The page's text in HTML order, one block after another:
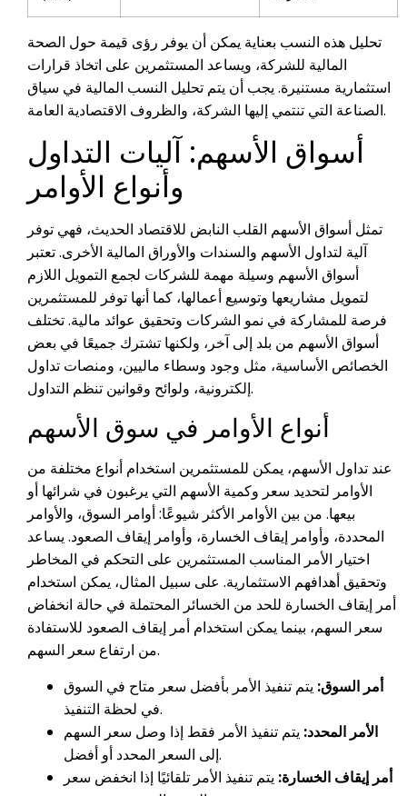
تحليل هذه النسب بعناية يمكن أن يوفر رؤى قيمة حول الصحة
المالية للشركة، ويساعد المستثمرين على اتخاذ قرارات
استثمارية مستنيرة. يجب أن يتم تحليل النسب المالية في سياق
الصناعة التي تنتمي إليها الشركة، والظروف الاقتصادية العامة.
أسواق الأسهم: آليات التداول
وأنواع الأوامر
تمثل أسواق الأسهم القلب النابض للاقتصاد الحديث، فهي توفر
آلية لتداول الأسهم والسندات والأوراق المالية الأخرى. تعتبر
أسواق الأسهم وسيلة مهمة للشركات لجمع التمويل اللازم
لتمويل مشاريعها وتوسيع أعمالها، كما أنها توفر للمستثمرين
فرصة للمشاركة في نمو الشركات وتحقيق عوائد مالية. تختلف
أسواق الأسهم من بلد إلى آخر، ولكنها تشترك جميعًا في بعض
الخصائص الأساسية، مثل وجود وسطاء ماليين، ومنصات تداول
إلكترونية، ولوائح وقوانين تنظم التداول.
أنواع الأوامر في سوق الأسهم
عند تداول الأسهم، يمكن للمستثمرين استخدام أنواع مختلفة من
الأوامر لتحديد سعر وكمية الأسهم التي يرغبون في شرائها أو
بيعها. من بين الأوامر الأكثر شيوعًا: أوامر السوق، والأوامر
المحددة، وأوامر إيقاف الخسارة، وأوامر إيقاف الصعود. يساعد
اختيار الأمر المناسب المستثمرين على التحكم في المخاطر
وتحقيق أهدافهم الاستثمارية. على سبيل المثال، يمكن استخدام
أمر إيقاف الخسارة للحد من الخسائر المحتملة في حالة انخفاض
سعر السهم، بينما يمكن استخدام أمر إيقاف الصعود للاستفادة
من ارتفاع سعر السهم.
أمر السوق: يتم تنفيذ الأمر بأفضل سعر متاح في السوق
في لحظة التنفيذ.
الأمر المحدد: يتم تنفيذ الأمر فقط إذا وصل سعر السهم
إلى السعر المحدد أو أفضل.
أمر إيقاف الخسارة: يتم تنفيذ الأمر تلقائيًا إذا انخفض سعر